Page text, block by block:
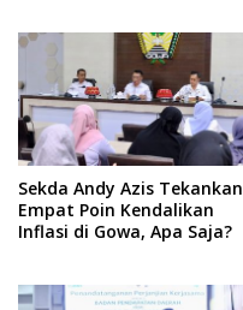
Jalur Musyawarah,
Ingatkan Soal Adat dan
Adab
Sekda Andy Azis Tekankan
Empat Poin Kendalikan
Inflasi di Gowa, Apa Saja?